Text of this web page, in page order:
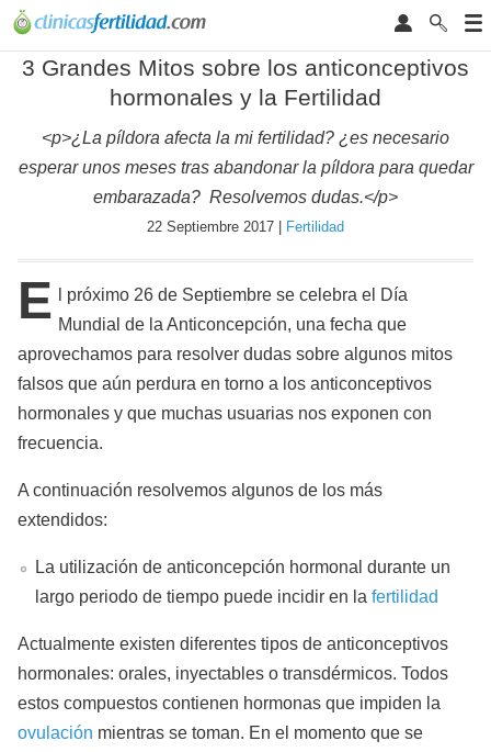
3 Grandes Mitos sobre los anticonceptivos
hormonales y la Fertilidad
<p>¿La píldora afecta la mi fertilidad? ¿es necesario
esperar unos meses tras abandonar la píldora para quedar
embarazada? Resolvemos dudas.</p>
22 Septiembre 2017 | Fertilidad
E
l próximo 26 de Septiembre se celebra el Día
Mundial de la Anticoncepción, una fecha que
aprovechamos para resolver dudas sobre algunos mitos
falsos que aún perdura en torno a los anticonceptivos
hormonales y que muchas usuarias nos exponen con
frecuencia.
A continuación resolvemos algunos de los más
extendidos:
La utilización de anticoncepción hormonal durante un
largo periodo de tiempo puede incidir en la fertilidad
Actualmente existen diferentes tipos de anticonceptivos
hormonales: orales, inyectables o transdérmicos. Todos
estos compuestos contienen hormonas que impiden la
ovulación mientras se toman. En el momento que se